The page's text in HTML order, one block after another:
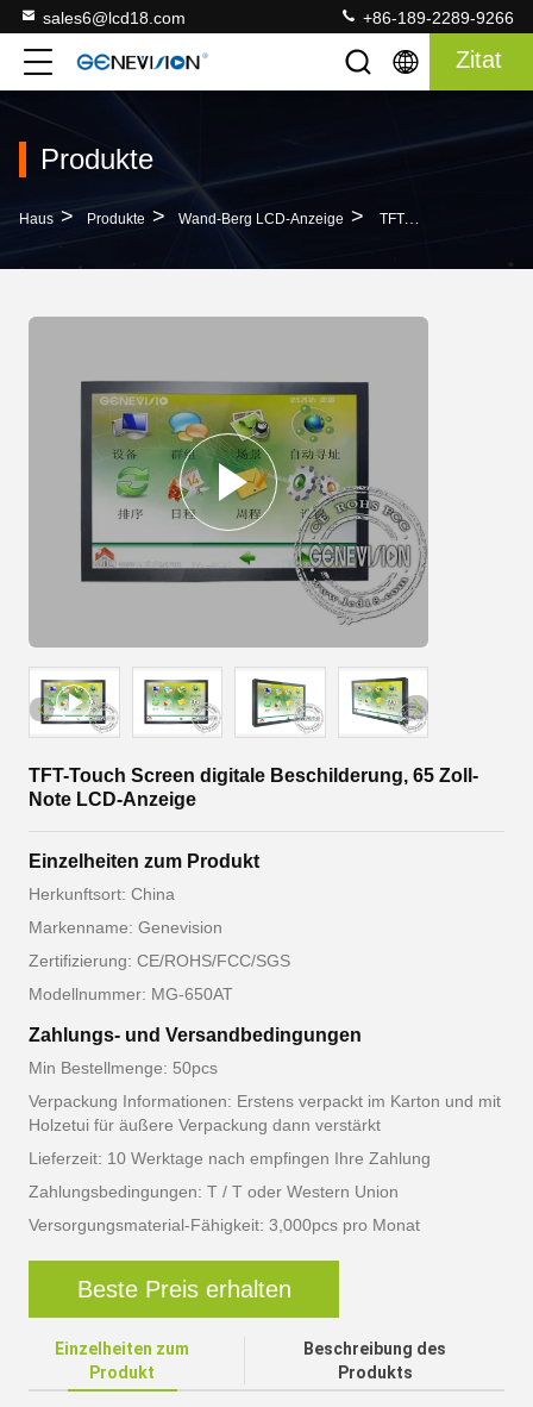
sales6@lcd18.com +86-189-2289-9266
Zitat
Produkte
Haus > Produkte > Wand-Berg LCD-Anzeige > TFT-Touch Screen Digitale Beschilderung, 65 Zoll-Note LCD-Anzeige
TFT-Touch Screen digitale Beschilderung, 65 Zoll-
Note LCD-Anzeige
Einzelheiten zum Produkt
Herkunftsort: China
Markenname: Genevision
Zertifizierung: CE/ROHS/FCC/SGS
Modellnummer: MG-650AT
Zahlungs- und Versandbedingungen
Min Bestellmenge: 50pcs
Verpackung Informationen: Erstens verpackt im Karton und mit
Holzetui für äußere Verpackung dann verstärkt
Lieferzeit: 10 Werktage nach empfingen Ihre Zahlung
Zahlungsbedingungen: T / T oder Western Union
Versorgungsmaterial-Fähigkeit: 3,000pcs pro Monat
Beste Preis erhalten
Einzelheiten zum
Produkt
Beschreibung des
Produkts